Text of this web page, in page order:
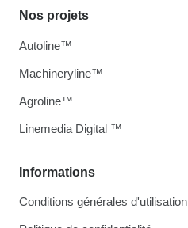
Informations
Conditions générales d'utilisation
Nos projets
Autoline™
Machineryline™
Agroline™
Linemedia Digital ™